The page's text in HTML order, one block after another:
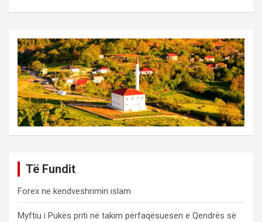
Të Fundit
Forex ne kendveshrimin islam
Myftiu i Pukës priti në takim përfaqësuesen e Qendrës së